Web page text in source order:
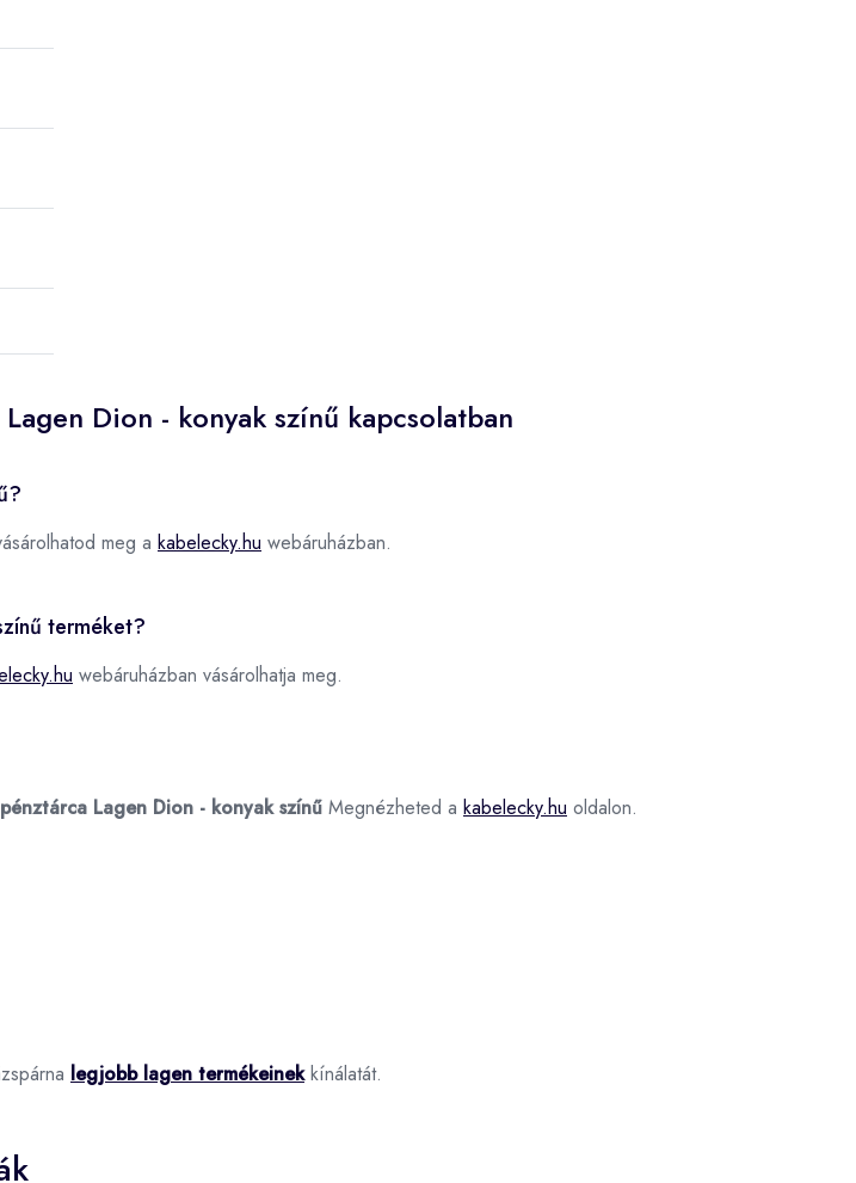
Dion - konyak színű kapcsolatban
meg a kabelecky.hu webáruházban.
terméket?
webáruházban vásárolhatja meg.
Lagen Dion - konyak színű Megnézheted a kabelecky.hu oldalon.
legjobb lagen termékeinekkínálatát.